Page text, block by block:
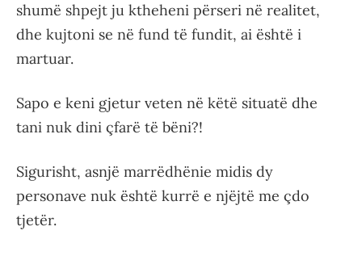
shumë shpejt ju ktheheni përseri në realitet,
dhe kujtoni se në fund të fundit, ai është i
martuar.
Sapo e keni gjetur veten në këtë situatë dhe
tani nuk dini çfarë të bëni?!
Sigurisht, asnjë marrëdhënie midis dy
personave nuk është kurrë e njëjtë me çdo
tjetër.